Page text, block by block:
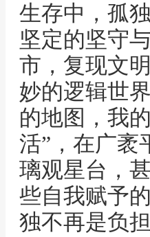
生存中，孤
坚定的坚守
市，复现文
妙的逻辑世
的地图，我
活”，在广袤
璃观星台，
些自我赋予
独不再是负